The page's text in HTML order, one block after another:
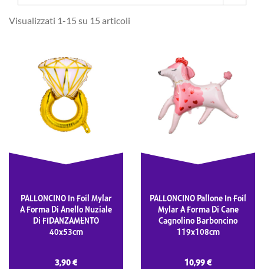
Visualizzati 1-15 su 15 articoli
PALLONCINO In Foil Mylar
A Forma Di Anello Nuziale
Di FIDANZAMENTO
40x53cm
3,90 €
PALLONCINO Pallone In Foil
Mylar A Forma Di Cane
Cagnolino Barboncino
119x108cm
10,99 €